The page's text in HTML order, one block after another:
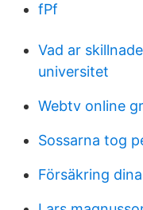
fPf
Vad ar
universitet
Webtv online
Sossarna tog
Försäkring